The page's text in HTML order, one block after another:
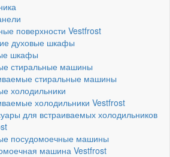
поверхности Vestfrost
духовые шкафы
шкафы
стиральные машины
стиральные машины
холодильники
холодильники Vestfrost
для встраиваемых холодильников
посудомоечные машины
машина Vestfrost